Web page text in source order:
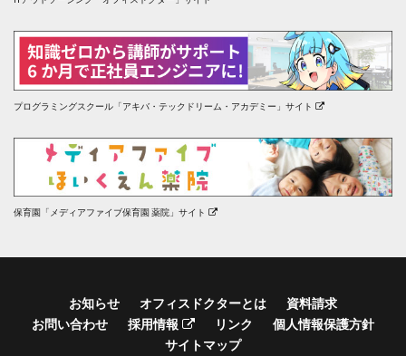
プログラミングスクール「アキバ・テックドリーム・アカデミー」サイト
保育園「メディアファイブ保育園 薬院」サイト
お知らせ オフィスドクターとは
資料請求
お問い合わせ
採用情報 リンク
個人情報保護方針
サイトマップ